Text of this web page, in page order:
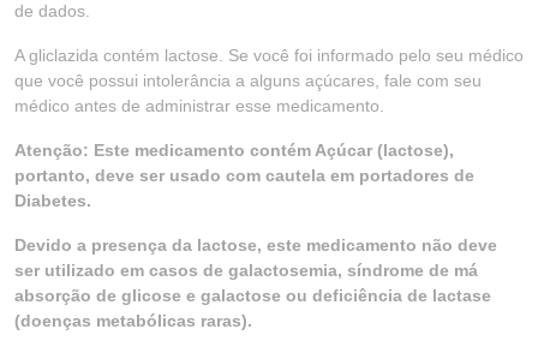
de dados.
A gliclazida contém lactose. Se você foi informado pelo seu médico
que você possui intolerância a alguns açúcares, fale com seu
médico antes de administrar esse medicamento.
Atenção: Este medicamento contém Açúcar (lactose),
portanto, deve ser usado com cautela em portadores de
Diabetes.
Devido a presença da lactose, este medicamento não deve
ser utilizado em casos de galactosemia, síndrome de má
absorção de glicose e galactose ou deficiência de lactase
(doenças metabólicas raras).